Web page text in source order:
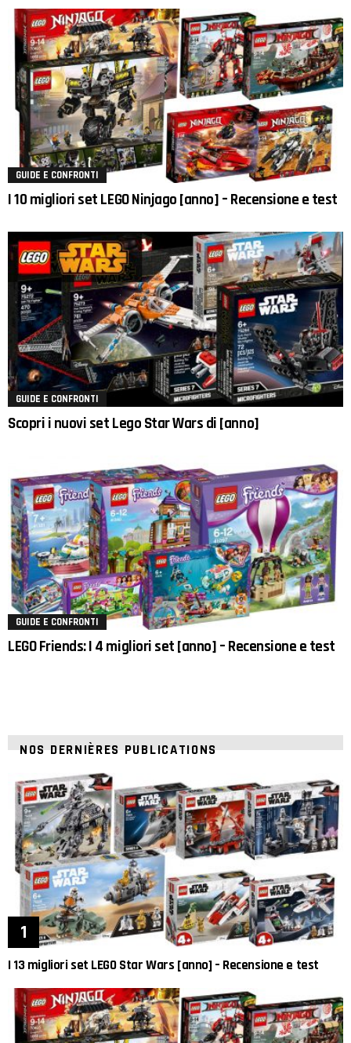
GUIDE E CONFRONTI
I 10 migliori set LEGO Ninjago [anno] – Recensione e test
GUIDE E CONFRONTI
Scopri i nuovi set Lego Star Wars di [anno]
GUIDE E CONFRONTI
LEGO Friends: I 4 migliori set [anno] – Recensione e test
NOS DERNIÈRES PUBLICATIONS
I 13 migliori set LEGO Star Wars [anno] – Recensione e test